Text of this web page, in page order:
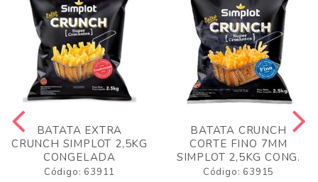
BATATA EXTRA
CRUNCH SIMPLOT 2,5KG
CONGELADA
Código: 63911
BATATA CRUNCH
CORTE FINO 7MM
SIMPLOT 2,5KG CONG.
Código: 63915